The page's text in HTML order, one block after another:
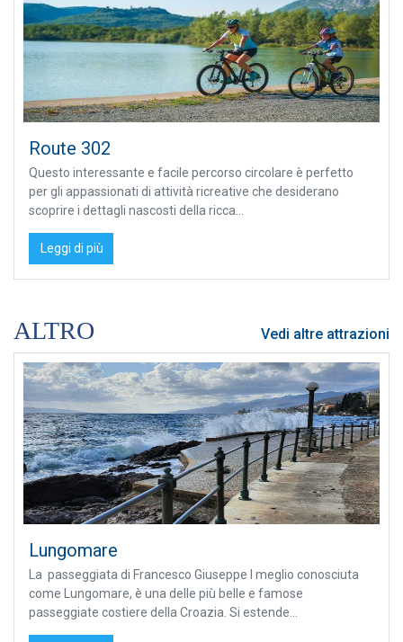
Route 302
Questo interessante e facile percorso circolare è perfetto
per gli appassionati di attività ricreative che desiderano
scoprire i dettagli nascosti della ricca...
Leggi di più
ALTRO Vedi altre attrazioni
Lungomare
La passeggiata di Francesco Giuseppe I meglio conosciuta
come Lungomare, è una delle più belle e famose
passeggiate costiere della Croazia. Si estende...